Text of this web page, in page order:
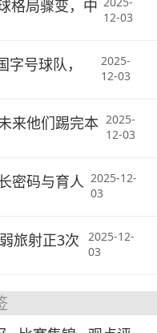
格局骤变，中
12-03
号球队，
2025-
12-03
来他们踢完本 2025-
12-03
密码与育人 2025-12-
03
旅射正3次
2025-12-
03